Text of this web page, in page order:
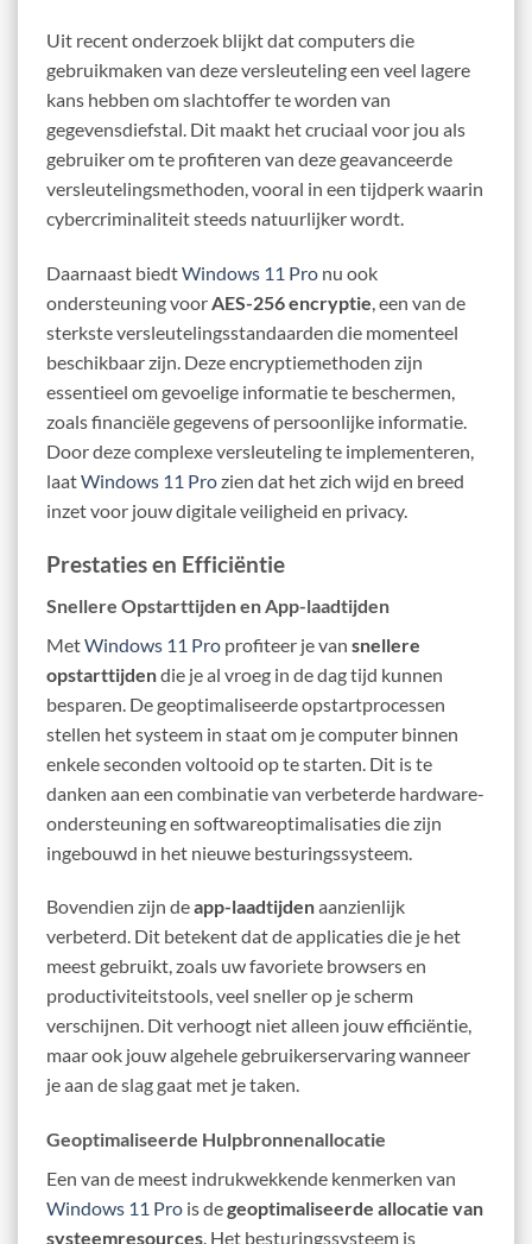
Uit recent onderzoek blijkt dat computers die
gebruikmaken van deze versleuteling een veel lagere
kans hebben om slachtoffer te worden van
gegevensdiefstal. Dit maakt het cruciaal voor jou als
gebruiker om te profiteren van deze geavanceerde
versleutelingsmethoden, vooral in een tijdperk waarin
cybercriminaliteit steeds natuurlijker wordt.
Daarnaast biedtWindows 11 Pro nu ook
ondersteuning voorAES-256 encryptie, een van de
sterkste versleutelingsstandaarden die momenteel
beschikbaar zijn. Deze encryptiemethoden zijn
essentieel om gevoelige informatie te beschermen,
zoals financiële gegevens of persoonlijke informatie.
Door deze complexe versleuteling te implementeren,
laatWindows 11 Prozien dat het zich wijd en breed
inzet voor jouw digitale veiligheid en privacy.
Prestaties en Efficiëntie
Snellere Opstarttijden en App-laadtijden
MetWindows 11 Pro profiteer je van snellere
opstarttijdendie je al vroeg in de dag tijd kunnen
besparen. De geoptimaliseerde opstartprocessen
stellen het systeem in staat om je computer binnen
enkele seconden voltooid op te starten. Dit is te
danken aan een combinatie van verbeterde hardware-
ondersteuning en softwareoptimalisaties die zijn
ingebouwd in het nieuwe besturingssysteem.
Bovendien zijn deapp-laadtijdenaanzienlijk
verbeterd. Dit betekent dat de applicaties die je het
meest gebruikt, zoals uw favoriete browsers en
productiviteitstools, veel sneller op je scherm
verschijnen. Dit verhoogt niet alleen jouw efficiëntie,
maar ook jouw algehele gebruikerservaring wanneer
je aan de slag gaat met je taken.
Geoptimaliseerde Hulpbronnenallocatie
Een van de meest indrukwekkende kenmerken van
Windows 11 Pro is degeoptimaliseerde allocatie van
systeemresources. Het besturingssysteem is